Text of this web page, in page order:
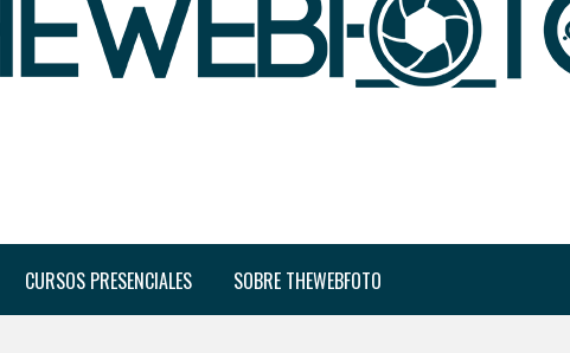
CURSOS PRESENCIALES SOBRE THEWEBFOTO